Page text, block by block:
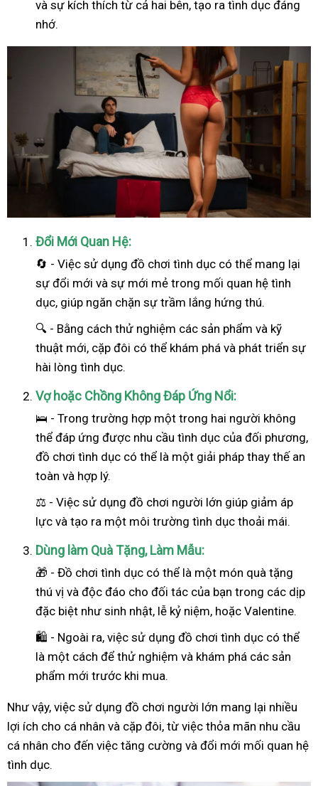
và sự kích thích từ cả hai bên, tạo ra tình dục đáng
nhớ.
Đổi Mới Quan Hệ:
🔄 - Việc sử dụng đồ chơi tình dục có thể mang lại
sự đổi mới và sự mới mẻ trong mối quan hệ tình
dục, giúp ngăn chặn sự trầm lắng hứng thú.
🔍 - Bằng cách thử nghiệm các sản phẩm và kỹ
thuật mới, cặp đôi có thể khám phá và phát triển sự
hài lòng tình dục.
Vợ hoặc Chồng Không Đáp Ứng Nổi:
🛌 - Trong trường hợp một trong hai người không
thể đáp ứng được nhu cầu tình dục của đối phương,
đồ chơi tình dục có thể là một giải pháp thay thế an
toàn và hợp lý.
⚖️ - Việc sử dụng đồ chơi người lớn giúp giảm áp
lực và tạo ra một môi trường tình dục thoải mái.
Dùng làm Quà Tặng, Làm Mẫu:
🎁 - Đồ chơi tình dục có thể là một món quà tặng
thú vị và độc đáo cho đối tác của bạn trong các dịp
đặc biệt như sinh nhật, lễ kỷ niệm, hoặc Valentine.
🛍️ - Ngoài ra, việc sử dụng đồ chơi tình dục có thể
là một cách để thử nghiệm và khám phá các sản
phẩm mới trước khi mua.
Như vậy, việc sử dụng đồ chơi người lớn mang lại nhiều
lợi ích cho cá nhân và cặp đôi, từ việc thỏa mãn nhu cầu
cá nhân cho đến việc tăng cường và đổi mới mối quan hệ
tình dục.